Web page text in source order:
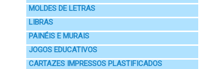
MOLDES DE LETRAS
LIBRAS
PAINÉIS E MURAIS
JOGOS EDUCATIVOS
CARTAZES IMPRESSOS PLASTIFICADOS